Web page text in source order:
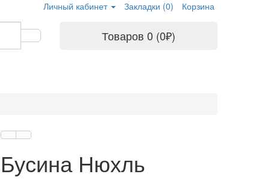
Личный кабинет Закладки (0) Корзина
Товаров 0 (0₽)
Бусина Нюхль